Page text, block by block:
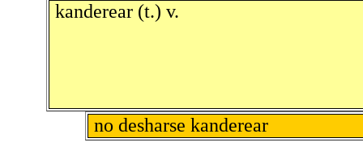
kanderear (t.) v.
no desharse kanderear